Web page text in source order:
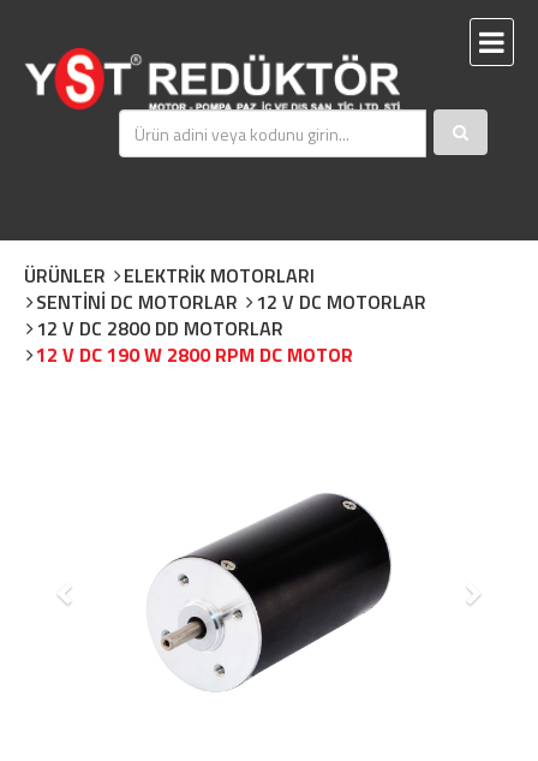
ÜRÜNLER
ELEKTRİK MOTORLARI
SENTİNİ DC MOTORLAR
12 V DC MOTORLAR
12 V DC 2800 DD MOTORLAR
12 V DC 190 W 2800 RPM DC MOTOR